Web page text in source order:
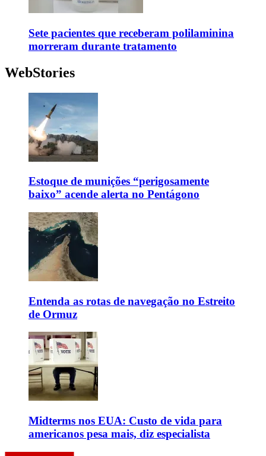
Sete pacientes que receberam polilaminina
morreram durante tratamento
WebStories
Estoque de munições “perigosamente
baixo” acende alerta no Pentágono
Entenda as rotas de navegação no Estreito
de Ormuz
Midterms nos EUA: Custo de vida para
americanos pesa mais, diz especialista